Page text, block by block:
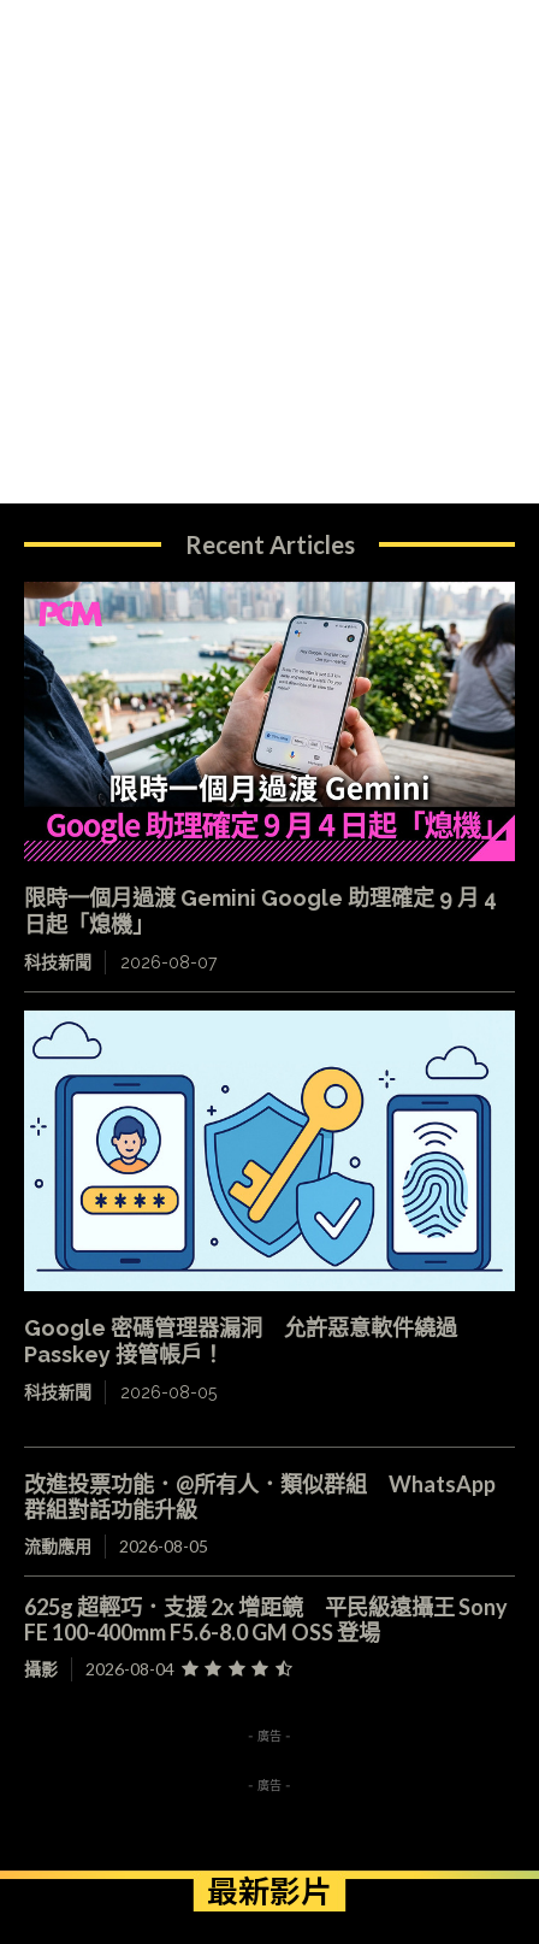
Recent Articles
限時一個月過渡 Gemini Google 助理確定 9 月 4
日起「熄機」
科技新聞 2026-08-07
Google 密碼管理器漏洞 允許惡意軟件繞過
Passkey 接管帳戶！
科技新聞 2026-08-05
改進投票功能．@所有人．類似群組 WhatsApp
群組對話功能升級
流動應用 2026-08-05
625g 超輕巧．支援 2x 增距鏡 平民級遠攝王 Sony
FE 100-400mm F5.6-8.0 GM OSS 登場
攝影 2026-08-04
- 廣告 -
- 廣告 -
最新影片